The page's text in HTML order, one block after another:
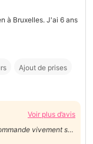
à Bruxelles. J'ai 6 ans
Ajout de prises
Voir plus d’avis
vivement ses